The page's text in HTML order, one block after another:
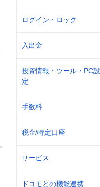
ログイン・ロック
入出金
投資情報・ツール・PC設
定
手数料
税金/特定口座
サービス
ドコモとの機能連携